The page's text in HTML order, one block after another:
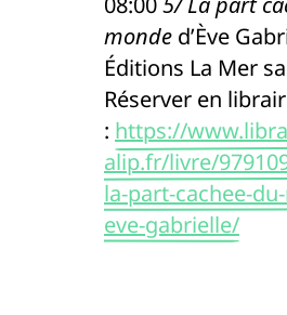
monde d’Ève
Éditions La Mer
Réserver en
: https://
alip.fr/livre/
la-part-cachee-
eve-gabrielle/